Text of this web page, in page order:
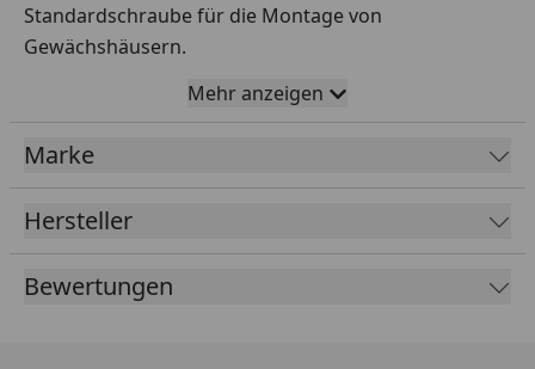
Standardschraube für die Montage von
Gewächshäusern.
Material: Edelstahl
Mehr anzeigen
Marke
Hersteller
Bewertungen